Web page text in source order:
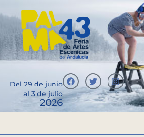
Del 29 de junio
al 3 de julio
2026